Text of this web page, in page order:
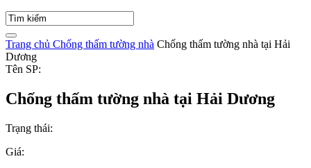
Trang chủ Chống thấm tường nhà Chống thấm tường nhà tại Hải
Dương
Tên SP:
Chống thấm tường nhà tại Hải Dương
Trạng thái:
Giá: